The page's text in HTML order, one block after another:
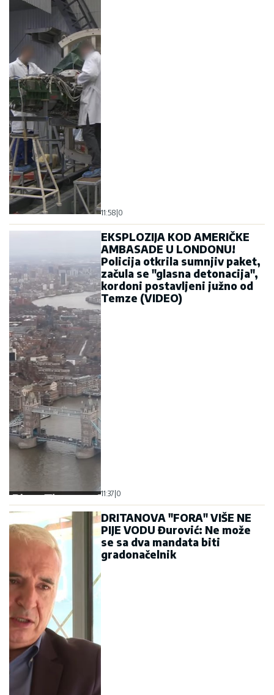
11:58 0
EKSPLOZIJA KOD AMERIČKE
AMBASADE U LONDONU!
Policija otkrila sumnjiv paket,
začula se "glasna detonacija",
kordoni postavljeni južno od
Temze (VIDEO)
11:37 0
DRITANOVA "FORA" VIŠE NE
PIJE VODU Đurović: Ne može
se sa dva mandata biti
gradonačelnik